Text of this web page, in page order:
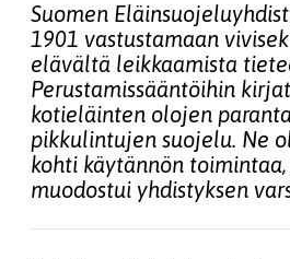
Suomen
1901 vastustamaan
elävältä leikkaamista
Perustamissääntöihin
kotieläinten olojen
pikkulintujen suojelu. Ne
kohti käytännön
muodostui yhdistyksen